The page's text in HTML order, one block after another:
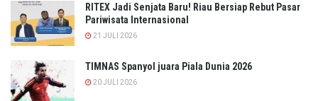
RITEX Jadi Senjata Baru! Riau Bersiap Rebut Pasar
Pariwisata Internasional
21 JULI 2026
TIMNAS Spanyol juara Piala Dunia 2026
20 JULI 2026